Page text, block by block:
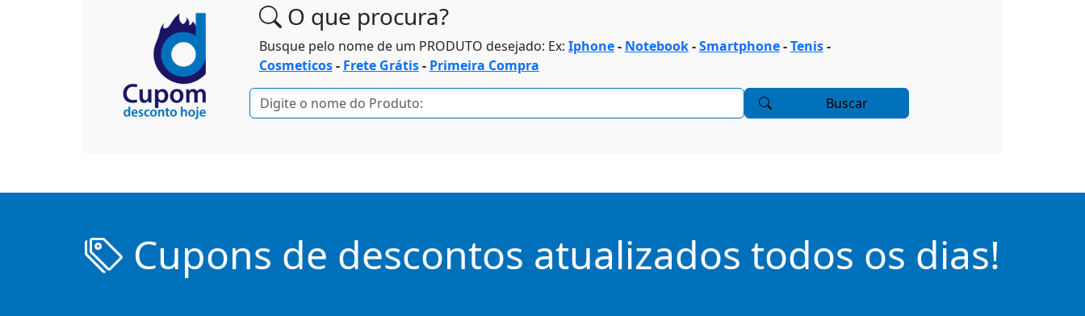
O que procura?
Busque pelo nome de um PRODUTO desejado: Ex: Iphone- Notebook-Smartphone-Tenis-
Cosmeticos- Frete Grátis- Primeira Compra
Buscar
Cupons de descontos atualizados todos os dias!